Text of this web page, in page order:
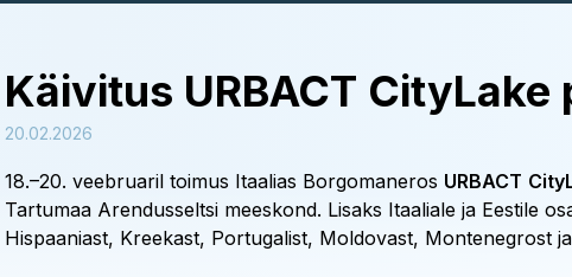
Käivitus URBACT CityLake
20.02.2026
18.–20. veebruaril toimus Itaalias Borgomaneros URBACT
Tartumaa Arendusseltsi meeskond. Lisaks Itaaliale ja Eestile
Hispaaniast, Kreekast, Portugalist, Moldovast, Montenegrost